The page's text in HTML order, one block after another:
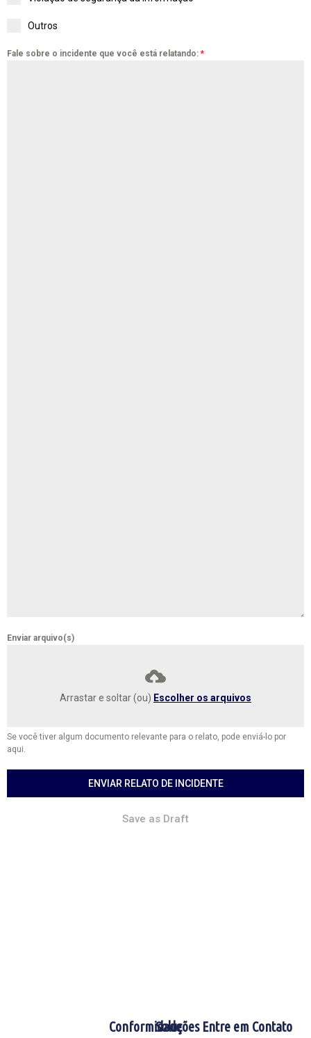
Outros
Fale sobre o incidente que você está relatando: *
Enviar arquivo(s)
Arrastar e soltar (ou) Escolher os arquivos
Se você tiver algum documento relevante para o relato, pode enviá-lo por
aqui.
ENVIAR RELATO DE INCIDENTE
Save as Draft
Soluções
Conformidade Entre em Contato